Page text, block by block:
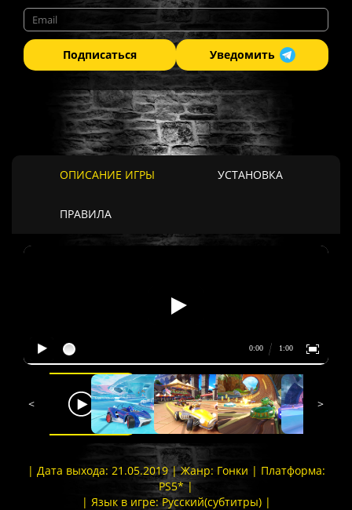
Подписаться Уведомить
ОПИСАНИЕ ИГРЫ УСТАНОВКА
ПРАВИЛА
< >
| Дата выхода: 21.05.2019 | Жанр: Гонки | Платформа:
PS5* |
| Язык в игре: Русский(субтитры) |